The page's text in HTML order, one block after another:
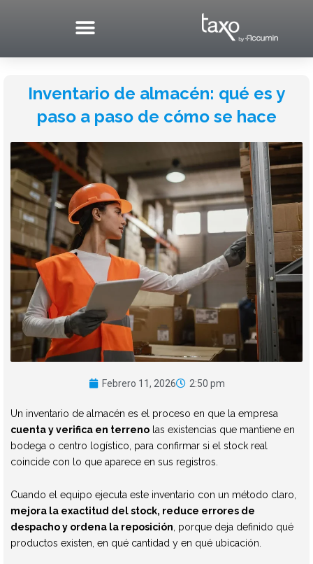
Inventario de almacén: qué es y
paso a paso de cómo se hace
Febrero 11, 2026 2:50 pm
Un inventario de almacén es el proceso en que la empresa
cuenta y verifica en terreno las existencias que mantiene en
bodega o centro logístico, para confirmar si el stock real
coincide con lo que aparece en sus registros.
Cuando el equipo ejecuta este inventario con un método claro,
mejora la exactitud del stock, reduce errores de
despacho y ordena la reposición , porque deja definido qué
productos existen, en qué cantidad y en qué ubicación.